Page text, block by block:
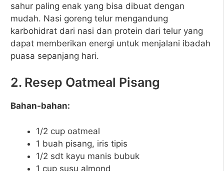
sahur paling enak yang bisa dibuat dengan
mudah. Nasi goreng telur mengandung
karbohidrat dari nasi dan protein dari telur yang
dapat memberikan energi untuk menjalani ibadah
puasa sepanjang hari.
2. Resep Oatmeal Pisang
Bahan-bahan:
1/2 cup oatmeal
1 buah pisang, iris tipis
1/2 sdt kayu manis bubuk
1 cup susu almond